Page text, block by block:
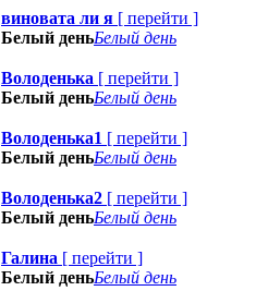
виновата ли я [ перейти ]
Белый деньБелый день
Володенька [ перейти ]
Белый деньБелый день
Володенька1 [ перейти ]
Белый деньБелый день
Володенька2 [ перейти ]
Белый деньБелый день
Галина [ перейти ]
Белый деньБелый день